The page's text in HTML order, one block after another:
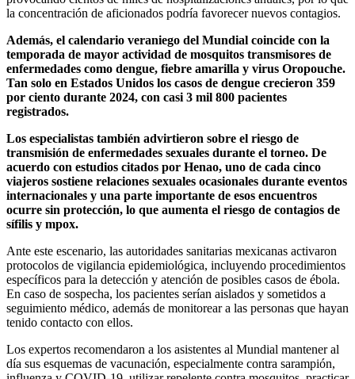
la concentración de aficionados podría favorecer nuevos contagios.
Además, el calendario veraniego del Mundial coincide con la
temporada de mayor actividad de mosquitos transmisores de
enfermedades como dengue, fiebre amarilla y virus Oropouche.
Tan solo en Estados Unidos los casos de dengue crecieron 359
por ciento durante 2024, con casi 3 mil 800 pacientes
registrados.
Los especialistas también advirtieron sobre el riesgo de
transmisión de enfermedades sexuales durante el torneo. De
acuerdo con estudios citados por Henao, uno de cada cinco
viajeros sostiene relaciones sexuales ocasionales durante eventos
internacionales y una parte importante de esos encuentros
ocurre sin protección, lo que aumenta el riesgo de contagios de
sífilis y mpox.
Ante este escenario, las autoridades sanitarias mexicanas activaron
protocolos de vigilancia epidemiológica, incluyendo procedimientos
específicos para la detección y atención de posibles casos de ébola.
En caso de sospecha, los pacientes serían aislados y sometidos a
seguimiento médico, además de monitorear a las personas que hayan
tenido contacto con ellos.
Los expertos recomendaron a los asistentes al Mundial mantener al
día sus esquemas de vacunación, especialmente contra sarampión,